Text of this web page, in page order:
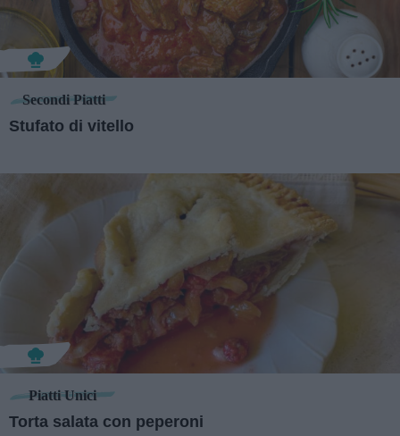
Secondi Piatti
Stufato di vitello
Piatti Unici
Torta salata con peperoni